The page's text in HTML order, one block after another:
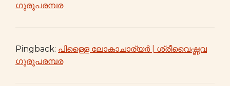
ഗുരുപരമ്പര
Pingback: പിള്ളൈ ലോകാചാര്യർ | ശ്രീവൈഷ്ണവ
ഗുരുപരമ്പര